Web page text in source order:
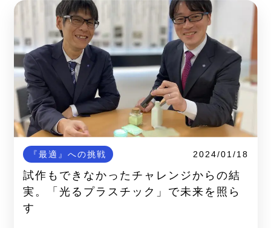
『最適』への挑戦 2024/01/18
試作もできなかったチャレンジからの結
実。「光るプラスチック」で未来を照ら
す